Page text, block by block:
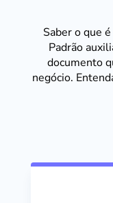
Saber o que
Padrão
documento
negócio.